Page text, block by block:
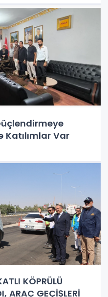
Katılımlar Var
KÖPRÜLÜ
ARAÇ GEÇİŞLERİ